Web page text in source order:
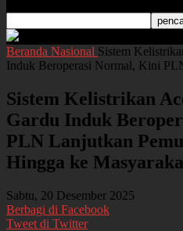
Beranda Nasional Sistem
Induk Beroperasi Normal, Kini
Sistem Kelistrikan
Gardu Induk
PLN Lanjutkan
Hingga ke
Sabtu, 20 Desember 2025
Berbagi di Facebook
Tweet di Twitter